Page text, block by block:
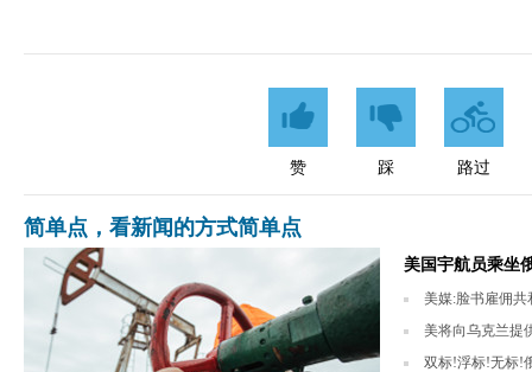
赞 踩 路过
简单点，看新闻的方式简单点
美国宇航员乘坐
美媒:脸书雇佣共
美将向乌克兰提
双标!浮标!无标!